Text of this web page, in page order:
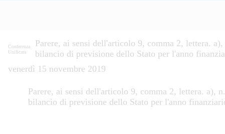
Conferenza
Unificata
Parere, ai sensi dell'articolo 9, comma 2, lettera.
bilancio di previsione dello Stato per l'anno
venerdì 15 novembre 2019
Parere, ai sensi dell'articolo 9, comma 2, lettera. a),
bilancio di previsione dello Stato per l'anno